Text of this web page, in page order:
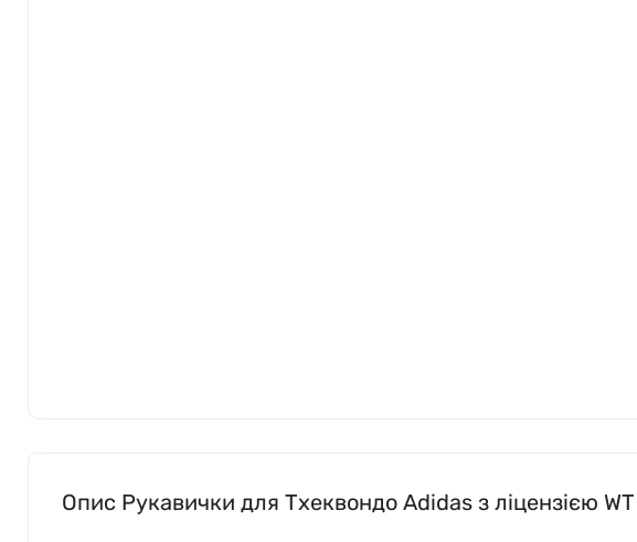
Опис Рукавички для Тхеквондо Adidas з ліцензією WT